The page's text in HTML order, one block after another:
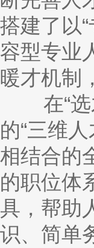
搭建了以
容型专业
暖才机制
在“选才
的“三维
相结合的
的职位体
具，帮助
识、简单